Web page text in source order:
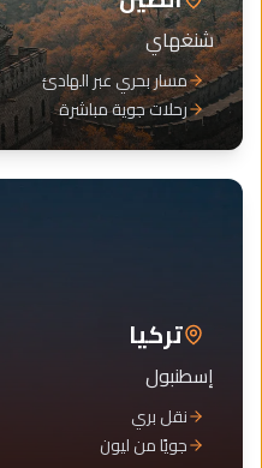
شنغهاي
مسار بحري عبر الهادئ
رحلات جوية مباشرة
تركيا
إسطنبول
نقل بري
جويًا من ليون